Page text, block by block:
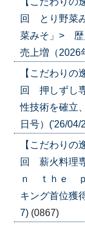
回 とり野菜
菜みそ」> 歴
売上増（2026
【こだわりの
回 押しずし
性技術を確立
日号）('26/04/
【こだわりの
回 薪火料理
ｎ ｔｈｅ ｐ
キング首位獲
7) (0867)